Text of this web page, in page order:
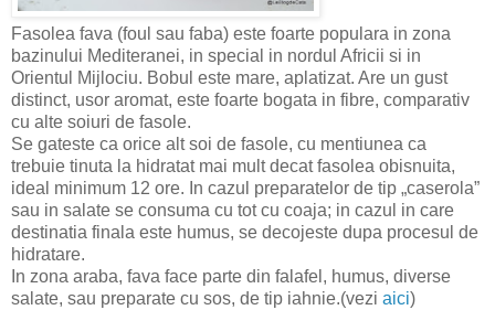
Fasolea fava (foul sau faba) este foarte populara in zona
bazinului Mediteranei, in special in nordul Africii si in
Orientul Mijlociu. Bobul este mare, aplatizat. Are un gust
distinct, usor aromat, este foarte bogata in fibre, comparativ
cu alte soiuri de fasole.
Se gateste ca orice alt soi de fasole, cu mentiunea ca
trebuie tinuta la hidratat mai mult decat fasolea obisnuita,
ideal minimum 12 ore. In cazul preparatelor de tip „caserola”
sau in salate se consuma cu tot cu coaja; in cazul in care
destinatia finala este humus, se decojeste dupa procesul de
hidratare.
In zona araba, fava face parte din falafel, humus, diverse
salate, sau preparate cu sos, de tip iahnie.(vezi aici)